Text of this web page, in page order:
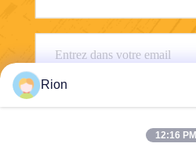
Rion
12:16 PM